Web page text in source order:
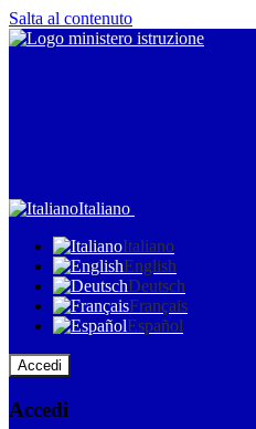
Salta al contenuto
Italiano
Italiano
English
Deutsch
Français
Español
Accedi
Accedi